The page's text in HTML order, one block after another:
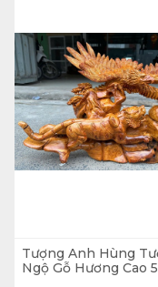
Tượng Anh Hùng
Ngộ Gỗ Hương Cao